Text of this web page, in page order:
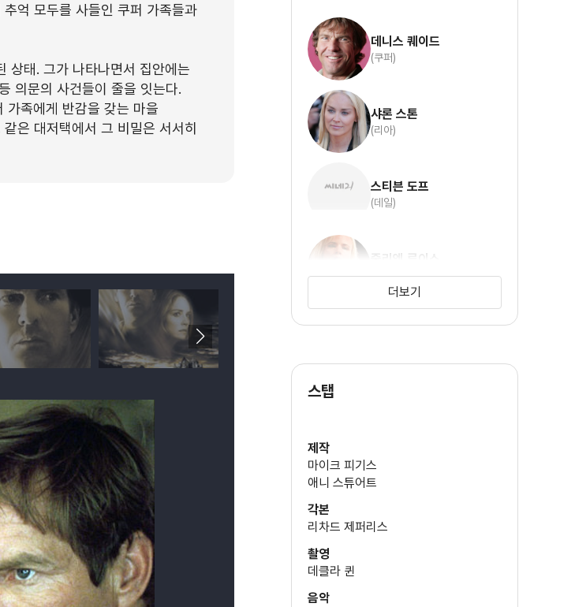
억 모두를 사들인 쿠퍼 가족들과
상태. 그가 나타나면서 집안에는
의문의 사건들이 줄을 잇는다.
가족에게 반감을 갖는 마을
은 대저택에서 그 비밀은 서서히
데니스 퀘이드
(쿠퍼)
샤론 스톤
(리아)
스티븐 도프
(데일)
줄리엣 루이스
(루비)
더보기
스탭
제작
마이크 피기스
애니 스튜어트
각본
리차드 제퍼리스
촬영
데클라 퀸
음악